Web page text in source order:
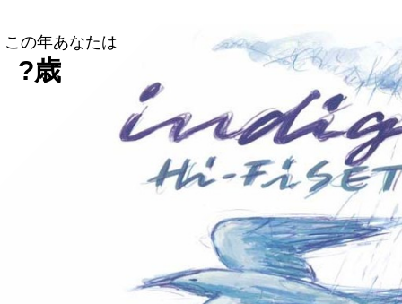
この年あなたは
?歳